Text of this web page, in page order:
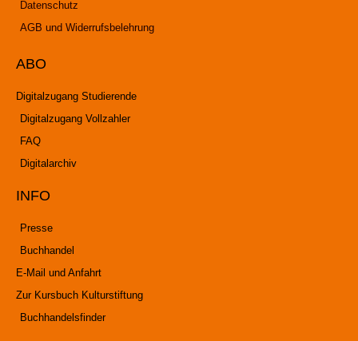
Datenschutz
AGB und Widerrufsbelehrung
ABO
Digitalzugang Studierende
Digitalzugang Vollzahler
FAQ
Digitalarchiv
INFO
Presse
Buchhandel
E-Mail und Anfahrt
Zur Kursbuch Kulturstiftung
Buchhandelsfinder